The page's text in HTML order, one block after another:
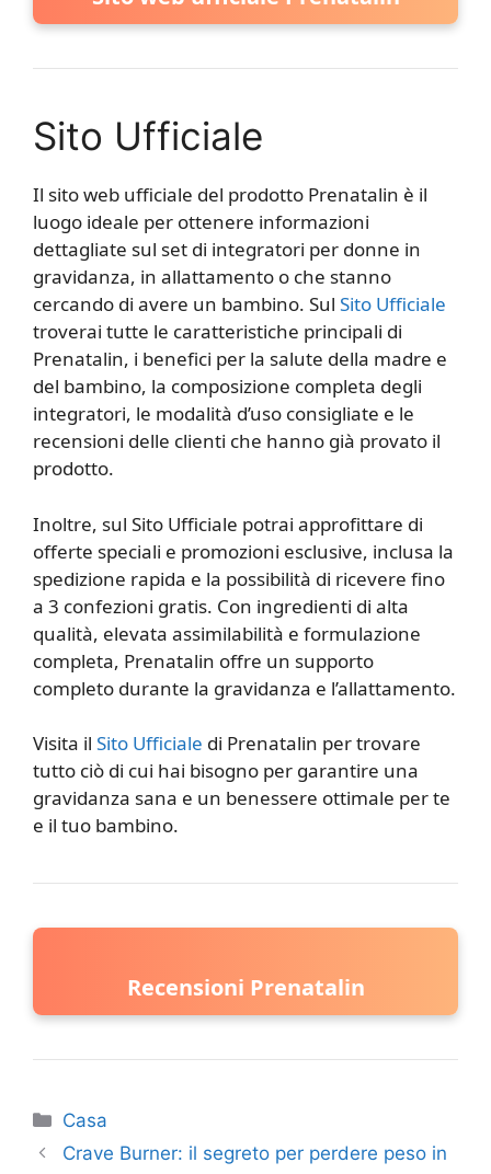
Sito Ufficiale
Il sito web ufficiale del prodotto Prenatalin è il
luogo ideale per ottenere informazioni
dettagliate sul set di integratori per donne in
gravidanza, in allattamento o che stanno
cercando di avere un bambino. Sul Sito Ufficiale
troverai tutte le caratteristiche principali di
Prenatalin, i benefici per la salute della madre e
del bambino, la composizione completa degli
integratori, le modalità d’uso consigliate e le
recensioni delle clienti che hanno già provato il
prodotto.
Inoltre, sul Sito Ufficiale potrai approfittare di
offerte speciali e promozioni esclusive, inclusa la
spedizione rapida e la possibilità di ricevere fino
a 3 confezioni gratis. Con ingredienti di alta
qualità, elevata assimilabilità e formulazione
completa, Prenatalin offre un supporto
completo durante la gravidanza e l’allattamento.
Visita il Sito Ufficiale di Prenatalin per trovare
tutto ciò di cui hai bisogno per garantire una
gravidanza sana e un benessere ottimale per te
e il tuo bambino.
Recensioni Prenatalin
Categorie
Casa
Crave Burner: il segreto per perdere peso in